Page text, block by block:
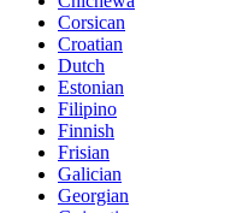
Corsican
Croatian
Dutch
Estonian
Filipino
Finnish
Frisian
Galician
Georgian